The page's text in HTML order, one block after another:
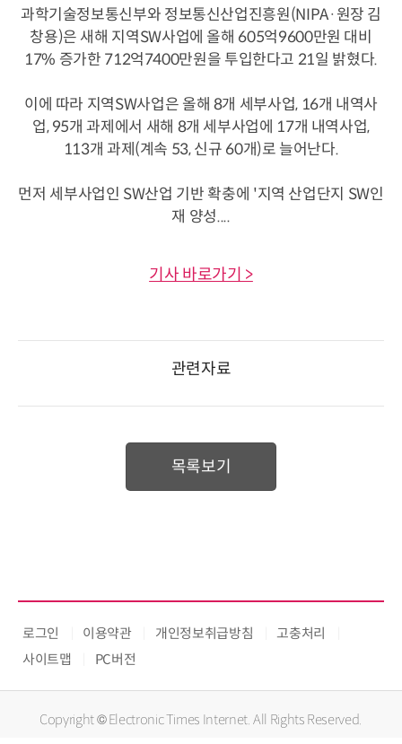
과학기술정보통신부와 정보통신산업진흥원(NIPA·원장 김
창용)은 새해 지역SW사업에 올해 605억9600만원 대비
17% 증가한 712억7400만원을 투입한다고 21일 밝혔다.
이에 따라 지역SW사업은 올해 8개 세부사업, 16개 내역사
업, 95개 과제에서 새해 8개 세부사업에 17개 내역사업,
113개 과제(계속 53, 신규 60개)로 늘어난다.
먼저 세부사업인 SW산업 기반 확충에 '지역 산업단지 SW인
재 양성....
기사 바로가기 >
관련자료
목록보기
로그인 이용약관 개인정보취급방침
고충처리
사이트맵
PC버전
Copyright © Electronic Times Internet. All Rights Reserved.